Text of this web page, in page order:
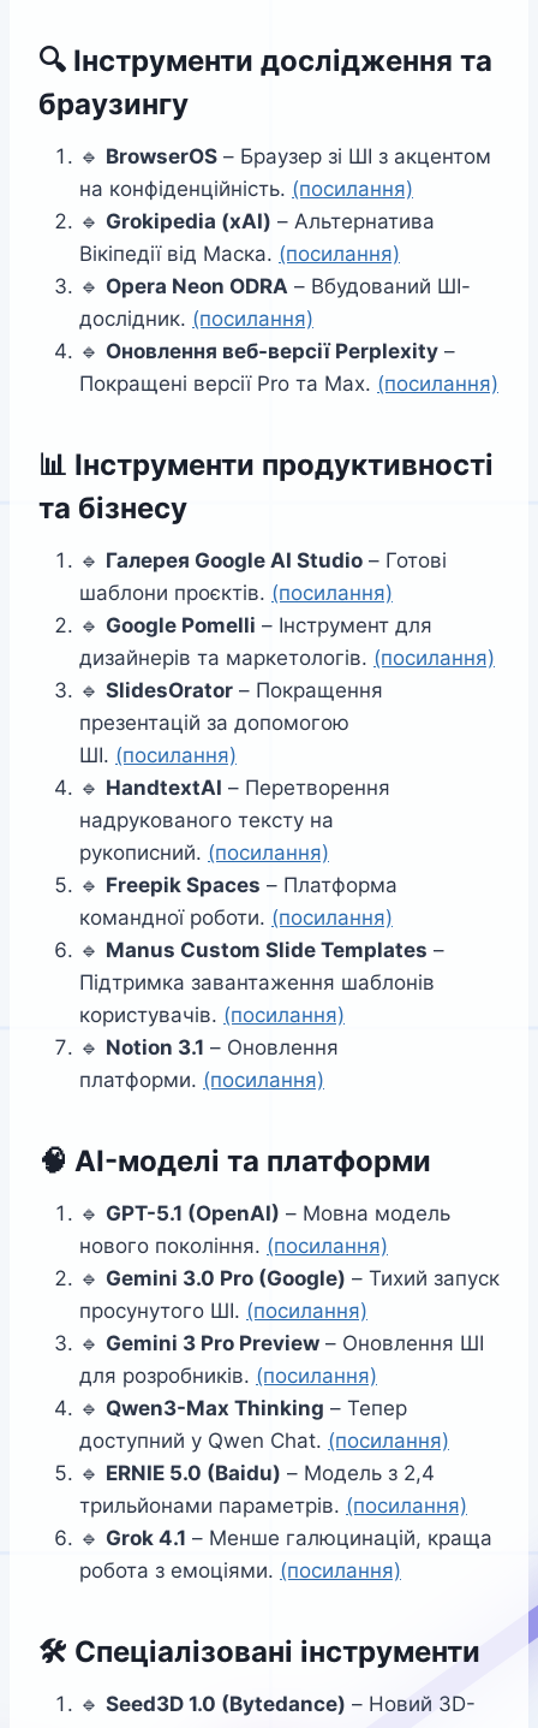
🔍 Інструменти дослідження та
браузингу
🔹 BrowserOS – Браузер зі ШІ з акцентом
на конфіденційність. (посилання)
🔹 Grokipedia (xAI) – Альтернатива
Вікіпедії від Маска. (посилання)
🔹 Opera Neon ODRA – Вбудований ШІ-
дослідник. (посилання)
🔹 Оновлення веб-версії Perplexity –
Покращені версії Pro та Max. (посилання)
📊 Інструменти продуктивності
та бізнесу
🔹 Галерея Google AI Studio – Готові
шаблони проєктів. (посилання)
🔹 Google Pomelli – Інструмент для
дизайнерів та маркетологів. (посилання)
🔹 SlidesOrator – Покращення
презентацій за допомогою
ШІ. (посилання)
🔹 HandtextAI – Перетворення
надрукованого тексту на
рукописний. (посилання)
🔹 Freepik Spaces – Платформа
командної роботи. (посилання)
🔹 Manus Custom Slide Templates –
Підтримка завантаження шаблонів
користувачів. (посилання)
🔹 Notion 3.1 – Оновлення
платформи. (посилання)
🧠 AI-моделі та платформи
🔹 GPT-5.1 (OpenAI) – Мовна модель
нового покоління. (посилання)
🔹 Gemini 3.0 Pro (Google) – Тихий запуск
просунутого ШІ. (посилання)
🔹 Gemini 3 Pro Preview – Оновлення ШІ
для розробників. (посилання)
🔹 Qwen3-Max Thinking – Тепер
доступний у Qwen Chat. (посилання)
🔹 ERNIE 5.0 (Baidu) – Модель з 2,4
трильйонами параметрів. (посилання)
🔹 Grok 4.1 – Менше галюцинацій, краща
робота з емоціями. (посилання)
🛠️ Спеціалізовані інструменти
🔹 Seed3D 1.0 (Bytedance) – Новий 3D-